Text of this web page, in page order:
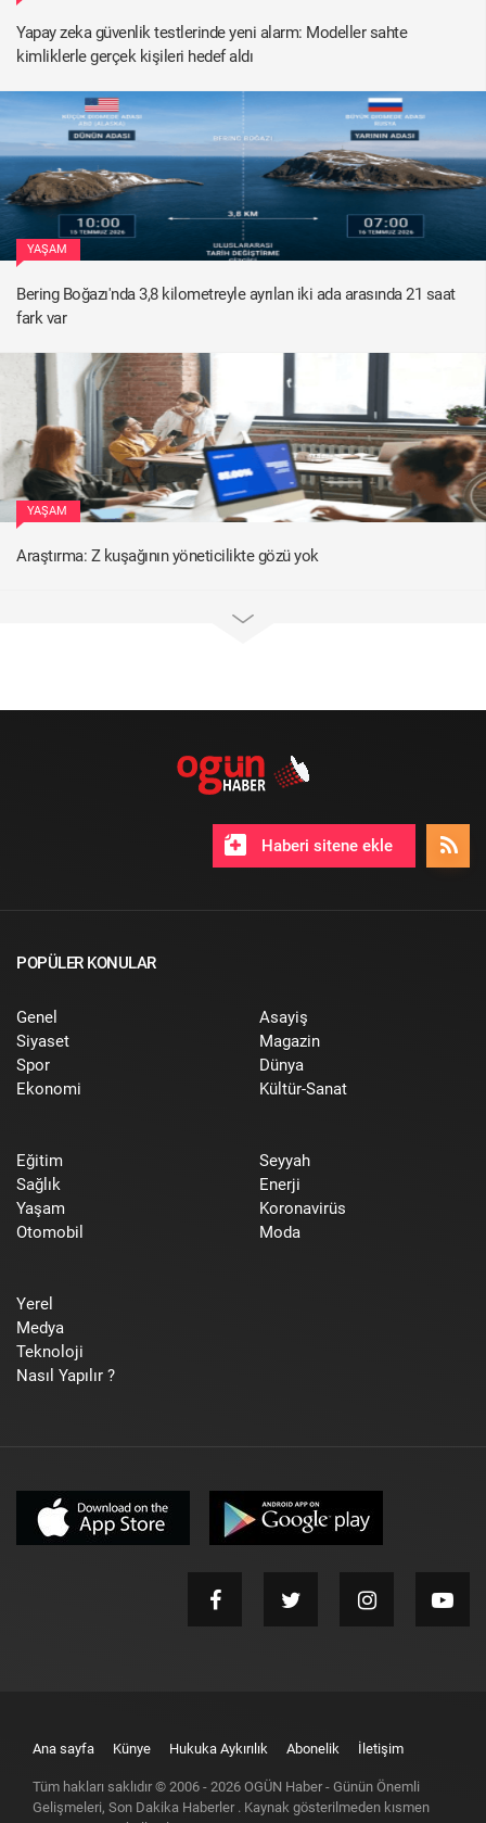
Yapay zeka güvenlik testlerinde yeni alarm: Modeller sahte
kimliklerle gerçek kişileri hedef aldı
YAŞAM
Bering Boğazı'nda 3,8 kilometreyle ayrılan iki ada arasında 21 saat
fark var
YAŞAM
Araştırma: Z kuşağının yöneticilikte gözü yok
Haberi sitene ekle
POPÜLER KONULAR
Genel
Siyaset
Spor
Ekonomi
Asayiş
Magazin
Dünya
Kültür-Sanat
Eğitim
Sağlık
Yaşam
Otomobil
Seyyah
Enerji
Koronavirüs
Moda
Yerel
Medya
Teknoloji
Nasıl Yapılır ?
Ana sayfa Künye Hukuka Aykırılık Abonelik İletişim
Tüm hakları saklıdır © 2006 - 2026 OGÜN Haber - Günün Önemli
Gelişmeleri, Son Dakika Haberler . Kaynak gösterilmeden kısmen